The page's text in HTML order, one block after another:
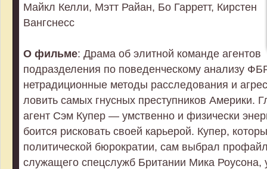
Майкл Келли, Мэтт Райан, Бо Гарретт, Кирстен
Вангснесс
О фильме: Драма об элитной команде агентов
подразделения по поведенческому анализу
нетрадиционные методы расследования и
ловить самых гнусных преступников Америки.
агент Сэм Купер — умственно и физически
боится рисковать своей карьерой. Купер,
политической бюрократии, сам выбрал
служащего спецслужб Британии Мика Роусона,